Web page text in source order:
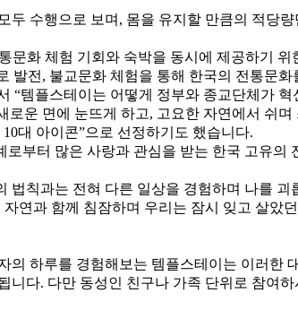
수행으로 보며, 몸을 유지할 만큼의 적당
문화 체험 기회와 숙박을 동시에 제공하기
발전, 불교문화 체험을 통해 한국의 전통문
“템플스테이는 어떻게 정부와 종교단체가
운 면에 눈뜨게 하고, 고요한 자연에서 쉬
대 아이콘”으로 선정하기도 했습니다.
부터 많은 사랑과 관심을 받는 한국 고유의
칙과는 전혀 다른 일상을 경험하며 나를
연과 함께 침잠하며 우리는 잠시 잊고 살았
하루를 경험해보는 템플스테이는 이러한
다. 다만 동성인 친구나 가족 단위로 참여